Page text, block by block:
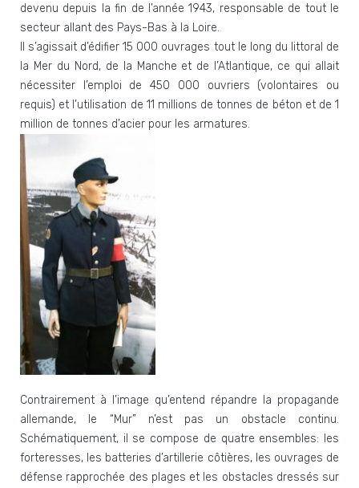
devenu depuis la fin de l’année 1943, responsable de tout le
secteur allant des Pays-Bas à la Loire.
Il s’agissait d’édifier 15 000 ouvrages tout le long du littoral de
la Mer du Nord, de la Manche et de l’Atlantique, ce qui allait
nécessiter l’emploi de 450 000 ouvriers (volontaires ou
requis) et l’utilisation de 11 millions de tonnes de béton et de 1
million de tonnes d’acier pour les armatures.
Contrairement à l’image qu’entend répandre la propagande
allemande, le “Mur” n’est pas un obstacle continu.
Schématiquement, il se compose de quatre ensembles: les
forteresses, les batteries d’artillerie côtières, les ouvrages de
défense rapprochée des plages et les obstacles dressés sur